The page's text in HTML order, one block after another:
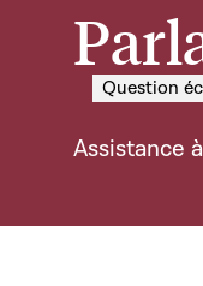
Question
Assistance